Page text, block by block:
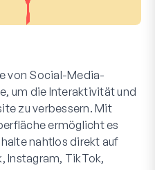
von Social-Media-
um die Interaktivität und
zu verbessern. Mit
ermöglicht es
nahtlos direkt auf
Instagram, TikTok,